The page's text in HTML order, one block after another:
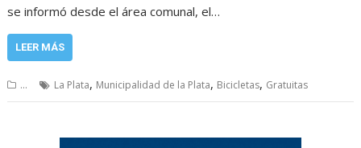
se informó desde el área comunal, el…
LEER MÁS
... La Plata, Municipalidad de la Plata, Bicicletas, Gratuitas